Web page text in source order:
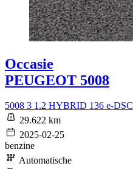
Occasie
PEUGEOT 5008
5008 3 1.2 HYBRID 136 e-
29.622 km
2025-02-25
benzine
Automatische